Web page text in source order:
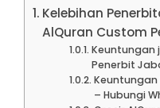
Kelebihan
AlQuran Custom
Keuntungan
Penerbit
– Hubungi